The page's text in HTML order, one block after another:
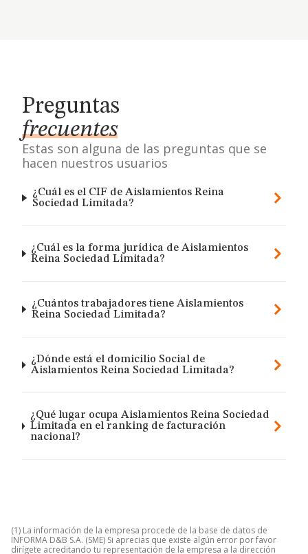
Preguntas
frecuentes
Estas son alguna de las preguntas que se
hacen nuestros usuarios
¿Cuál es el CIF de Aislamientos Reina
Sociedad Limitada?
¿Cuál es la forma jurídica de Aislamientos
Reina Sociedad Limitada?
¿Cuántos trabajadores tiene Aislamientos
Reina Sociedad Limitada?
¿Dónde está el domicilio Social de
Aislamientos Reina Sociedad Limitada?
¿Qué lugar ocupa Aislamientos Reina Sociedad
Limitada en el ranking de facturación
nacional?
(1) La información de la empresa procede de la base de datos de
INFORMA D&B S.A. (SME) Si aprecias que existe algún error por favor
dirígete acreditando tu representación de la empresa a la dirección